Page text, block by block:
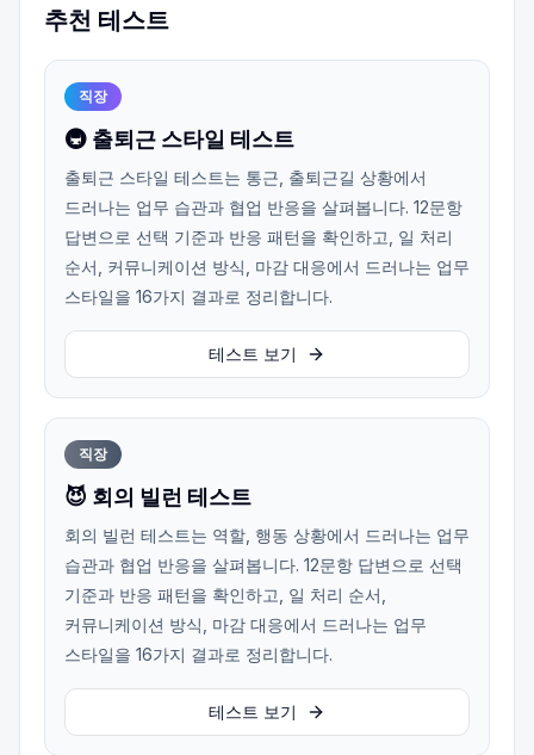
추천 테스트
직장
🚇 출퇴근 스타일 테스트
출퇴근 스타일 테스트는 통근, 출퇴근길 상황에서
드러나는 업무 습관과 협업 반응을 살펴봅니다. 12문항
답변으로 선택 기준과 반응 패턴을 확인하고, 일 처리
순서, 커뮤니케이션 방식, 마감 대응에서 드러나는 업무
스타일을 16가지 결과로 정리합니다.
테스트 보기
직장
😈 회의 빌런 테스트
회의 빌런 테스트는 역할, 행동 상황에서 드러나는 업무
습관과 협업 반응을 살펴봅니다. 12문항 답변으로 선택
기준과 반응 패턴을 확인하고, 일 처리 순서,
커뮤니케이션 방식, 마감 대응에서 드러나는 업무
스타일을 16가지 결과로 정리합니다.
테스트 보기